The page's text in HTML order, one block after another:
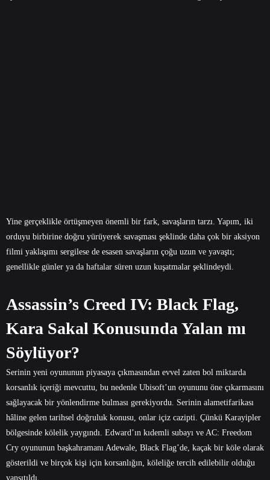
Yine gerçeklikle örtüşmeyen önemli bir fark, savaşların tarzı. Yapım, iki
orduyu birbirine doğru yürüyerek savaşması şeklinde daha çok bir aksiyon
filmi yaklaşımı sergilese de esasen savaşların çoğu uzun ve yavaştı;
genellikle günler ya da haftalar süren uzun kuşatmalar şeklindeydi.
Assassin’s Creed IV: Black Flag,
Kara Sakal Konusunda Yalan mı
Söylüyor?
Serinin yeni oyununun piyasaya çıkmasından evvel zaten bol miktarda
korsanlık içeriği mevcuttu, bu nedenle Ubisoft’un oyununu öne çıkarmasını
sağlayacak bir yönlendirme bulması gerekiyordu. Serinin alametifarikası
hâline gelen tarihsel doğruluk konusu, onlar içiz cazipti. Çünkü Karayipler
bölgesinde kölelik yaygındı. Edward’ın kıdemli subayı ve AC: Freedom
Cry oyununun başkahramanı Adewale, Black Flag’de, kaçak bir köle olarak
gösterildi ve birçok kişi için korsanlığın, köleliğe tercih edilebilir olduğu
yansıtıldı.